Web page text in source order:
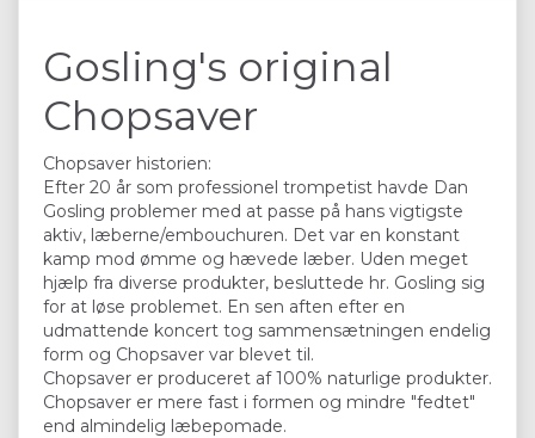
Gosling's original
Chopsaver
Chopsaver historien:
Efter 20 år som professionel trompetist havde Dan
Gosling problemer med at passe på hans vigtigste
aktiv, læberne/embouchuren. Det var en konstant
kamp mod ømme og hævede læber. Uden meget
hjælp fra diverse produkter, besluttede hr. Gosling sig
for at løse problemet. En sen aften efter en
udmattende koncert tog sammensætningen endelig
form og Chopsaver var blevet til.
Chopsaver er produceret af 100% naturlige produkter.
Chopsaver er mere fast i formen og mindre "fedtet"
end almindelig læbepomade.